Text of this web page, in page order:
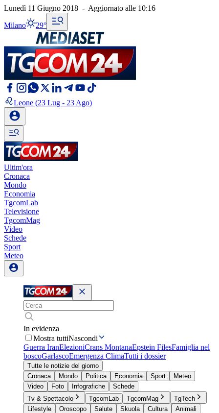
Lunedì 11 Giugno 2018 - Aggiornato alle 10:16
Milano 29°
Leone (23 Lug - 23 Ago)
Ultim'ora
Cronaca
Mondo
Economia
TgcomLab
Televisione
TgcomMag
Video
Schede
Sport
Meteo
In evidenza
Mostra tuttiNascondi
Guerra IranElezioniCrans MontanaEpstein FilesFamiglia nel
boscoGarlascoEmergenza ClimaTutti i dossier
Tutte le notizie del giorno
Cronaca
Mondo Politica Economia Sport
Meteo
Video
Foto Infografiche
Schede
Tv & Spettacolo
TgcomLab TgcomMag
TgTech
Lifestyle
Oroscopo Salute Skuola Cultura
Animali